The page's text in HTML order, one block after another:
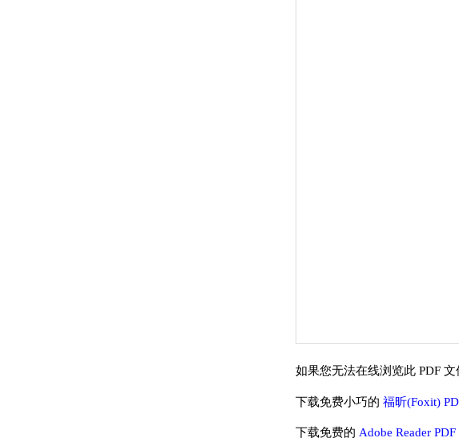
如果您无法在线浏览此 PDF 文
下载免费小巧的 福昕(Foxit)
下载免费的 Adobe Reader